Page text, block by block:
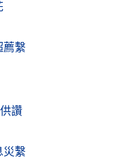
薦繫
讚
災繫